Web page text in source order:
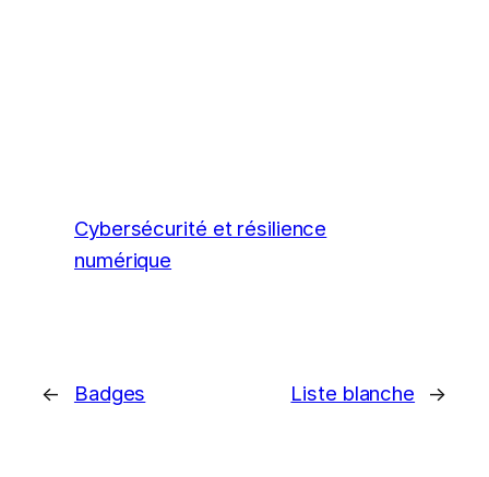
Cybersécurité et résilience
numérique
← Badges Liste blanche →